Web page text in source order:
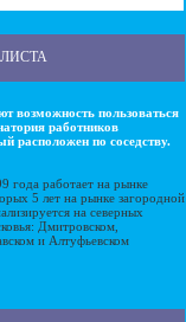
возможность пользоваться
работников
расположен по соседству.
года работает на рынке
5 лет на рынке загородной
на северных
Дмитровском,
и Алтуфьевском